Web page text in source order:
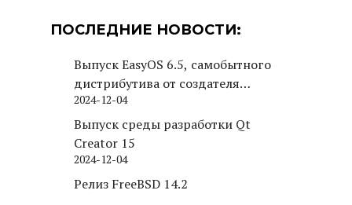
ПОСЛЕДНИЕ НОВОСТИ:
Выпуск EasyOS 6.5, самобытного
дистрибутива от создателя
Puppy Linux
2024-12-04
Выпуск среды разработки Qt
Creator 15
2024-12-04
Релиз FreeBSD 14.2